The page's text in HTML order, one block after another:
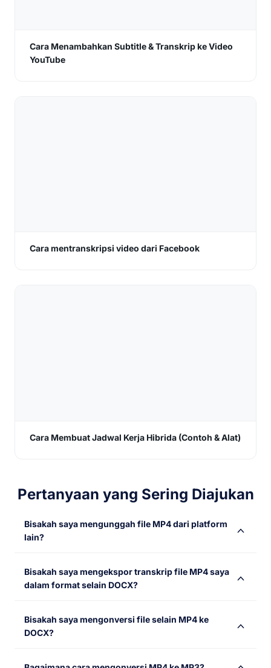
Cara Menambahkan Subtitle & Transkrip ke Video
YouTube
Cara mentranskripsi video dari Facebook
Cara Membuat Jadwal Kerja Hibrida (Contoh & Alat)
Pertanyaan yang Sering Diajukan
Bisakah saya mengunggah file MP4 dari platform
lain?
berbagai platform online, termasuk YouTube, Dropbox,
dan Google Drive. Salin dan tempel tautan untuk
Bisakah saya mengekspor transkrip file MP4 saya
dalam format selain DOCX?
MP4 Anda dalam banyak format teks lainnya, termasuk
TXT, SRT, XLSX, dan PDF. Ekspor dapat mencakup
Bisakah saya mengonversi file selain MP4 ke
DOCX?